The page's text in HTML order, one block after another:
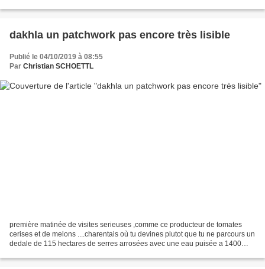
dakhla un patchwork pas encore très lisible
Publié le 04/10/2019 à 08:55
Par Christian SCHOETTL
première matinée de visites serieuses ,comme ce producteur de tomates
cerises et de melons ....charentais où tu devines plutot que tu ne parcours un
dedale de 115 hectares de serres arrosées avec une eau puisée a 1400